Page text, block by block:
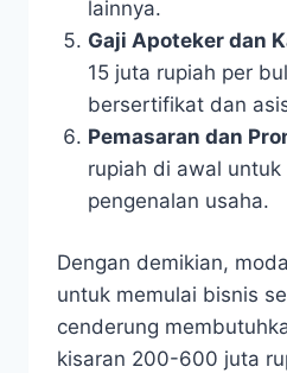
lainnya.
Gaji Apoteker dan
15 juta rupiah per
bersertifikat dan
Pemasaran dan
rupiah di awal
pengenalan usaha.
Dengan demikian,
untuk memulai bisnis
cenderung
kisaran 200-600 juta